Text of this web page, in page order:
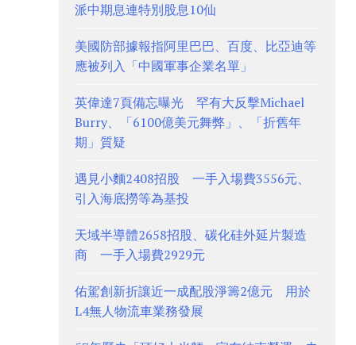
派中期息連特別股息10仙
美國防部據報指阿里巴巴、百度、比亞迪等
應被列入「中國軍事企業名單」
英偉達7頁備忘曝光 罕有大反擊Michael
Burry、「6100億美元舞弊」、「折舊年
期」質疑
遇見小麵2408招股 一手入場費3556元、
引入海底撈等為基投
天域半導體2658招股、碳化硅外延片製造
商 一手入場費2929元
佑駕創新折讓近一成配股淨籌2億元 用於
L4無人物流車業務發展